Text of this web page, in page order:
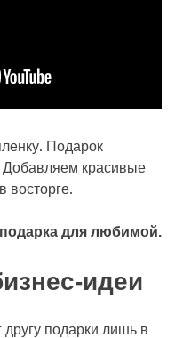
Подарок
Добавляем красивые
восторге.
подарка для любимой.
идеи
подарки лишь в